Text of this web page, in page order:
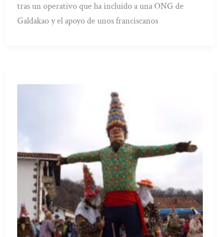
tras un operativo que ha incluido a una ONG de
Galdakao y el apoyo de unos franciscanos